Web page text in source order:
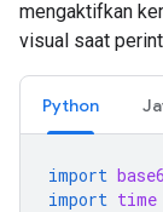
mengaktifkan
visual saat
Python
import
import time